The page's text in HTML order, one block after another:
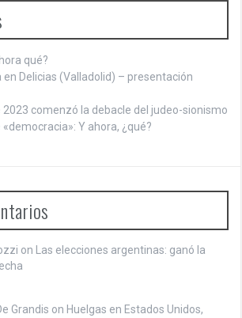
qué?
en Delicias (Valladolid) – presentación
2023 comenzó la debacle del judeo-sionismo
Y ahora, ¿qué?
on
Las elecciones argentinas: ganó la
Grandis on Huelgas en Estados Unidos,